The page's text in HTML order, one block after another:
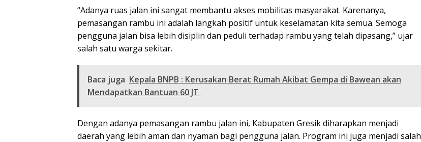
“Adanya ruas jalan ini sangat membantu akses mobilitas masyarakat. Karenanya,
pemasangan rambu ini adalah langkah positif untuk keselamatan kita semua. Semoga
pengguna jalan bisa lebih disiplin dan peduli terhadap rambu yang telah dipasang,” ujar
salah satu warga sekitar.
Baca juga Kepala BNPB : Kerusakan Berat Rumah Akibat Gempa di Bawean akan
Mendapatkan Bantuan 60 JT
Dengan adanya pemasangan rambu jalan ini, Kabupaten Gresik diharapkan menjadi
daerah yang lebih aman dan nyaman bagi pengguna jalan. Program ini juga menjadi salah